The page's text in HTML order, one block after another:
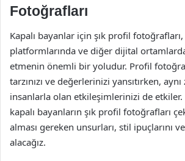
Fotoğrafları
Kapalı bayanlar için şık profil
platformlarında ve diğer dijital
etmenin önemli bir yoludur. Profil
tarzınızı ve değerlerinizi yansıtırken,
insanlarla olan etkileşimlerinizi de etkiler.
kapalı bayanların şık profil fotoğrafları
alması gereken unsurları, stil ipuçlarını
alacağız.